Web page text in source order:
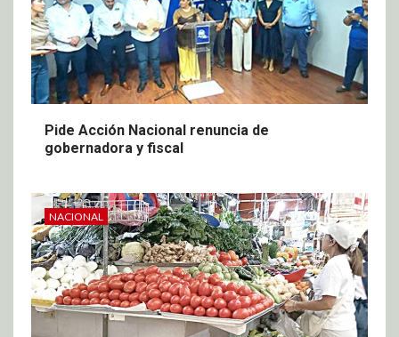
Pide Acción Nacional renuncia de
gobernadora y fiscal
NACIONAL